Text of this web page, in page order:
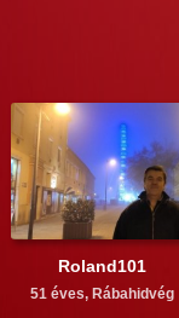
Roland101
51 éves, Rábahidvég